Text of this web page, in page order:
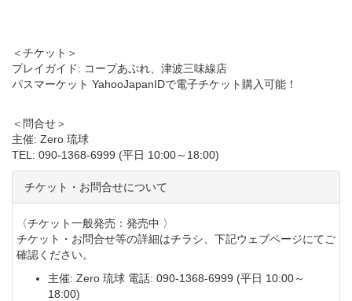
＜チケット＞
プレイガイド: コープあぷれ、津波三味線店
パスマーケット YahooJapanIDで電子チケット購入可能！
＜問合せ＞
主催: Zero 琉球
TEL: 090-1368-6999 (平日 10:00～18:00)
チケット・お問合せについて
〈チケット一般発売：発売中 〉
チケット・お問合せ等の詳細はチラシ、下記ウェブページにてご
確認ください。
主催: Zero 琉球 電話: 090-1368-6999 (平日 10:00～
18:00)